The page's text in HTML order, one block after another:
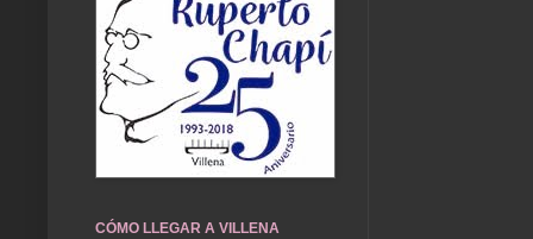
CÓMO LLEGAR A VILLENA